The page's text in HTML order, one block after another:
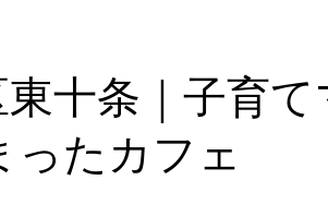
十条｜子育て
ったカフェ